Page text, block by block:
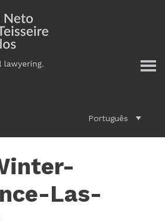
Português
Las-